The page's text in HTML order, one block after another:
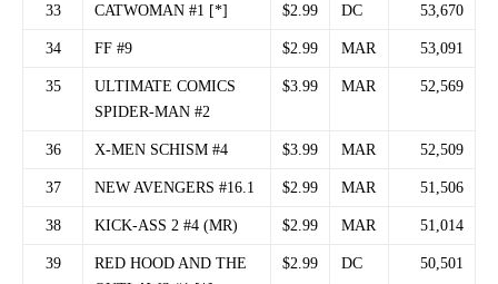
33 CATWOMAN #1 [*] $2.99 DC 53,670
34 FF #9 $2.99 MAR 53,091
35
ULTIMATE COMICS
SPIDER-MAN #2
$3.99 MAR 52,569
36 X-MEN SCHISM #4 $3.99 MAR 52,509
37 NEW AVENGERS #16.1 $2.99 MAR 51,506
38 KICK-ASS 2 #4 (MR) $2.99 MAR 51,014
39
RED HOOD AND THE
$2.99 DC 50,501